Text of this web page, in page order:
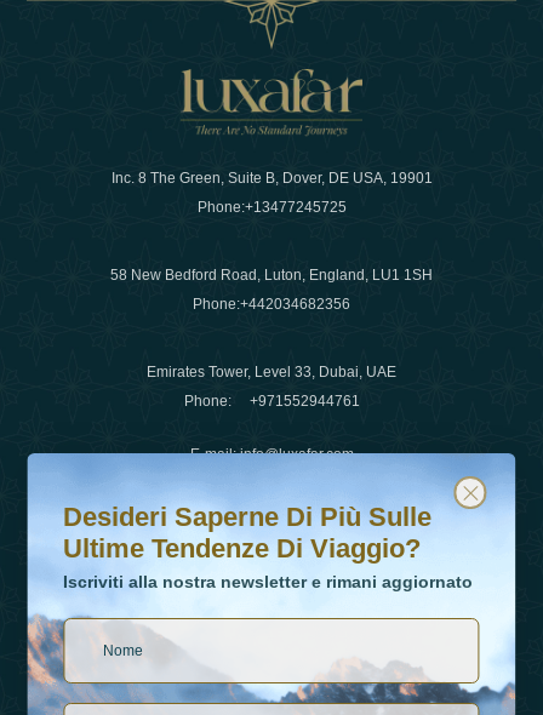
Inc. 8 The Green, Suite B, Dover, DE USA, 19901
Phone:+13477245725
58 New Bedford Road, Luton, England, LU1 1SH
Phone:+442034682356
Emirates Tower, Level 33, Dubai, UAE
Phone: +971552944761
E-mail:info@luxafar.com
WhatsApp No
+442034682356
Desideri saperne di più sulle ultime tendenze di viaggio?
Iscriviti alla nostra newsletter e rimani aggiornato
Desideri Saperne Di Più Sulle
Ultime Tendenze Di Viaggio?
Iscriviti alla nostra newsletter e rimani aggiornato